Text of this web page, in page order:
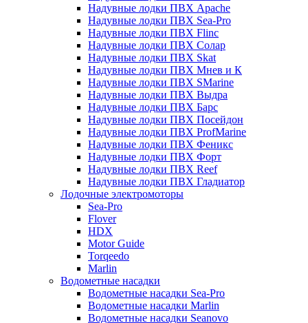
Надувные лодки ПВХ Apache
Надувные лодки ПВХ Sea-Pro
Надувные лодки ПВХ Flinc
Надувные лодки ПВХ Солар
Надувные лодки ПВХ Skat
Надувные лодки ПВХ Мнев и К
Надувные лодки ПВХ SMarine
Надувные лодки ПВХ Выдра
Надувные лодки ПВХ Барс
Надувные лодки ПВХ Посейдон
Надувные лодки ПВХ ProfMarine
Надувные лодки ПВХ Феникс
Надувные лодки ПВХ Форт
Надувные лодки ПВХ Reef
Надувные лодки ПВХ Гладиатор
Лодочные электромоторы
Sea-Pro
Flover
HDX
Motor Guide
Torqeedo
Marlin
Водометные насадки
Водометные насадки Sea-Pro
Водометные насадки Marlin
Водометные насадки Seanovo